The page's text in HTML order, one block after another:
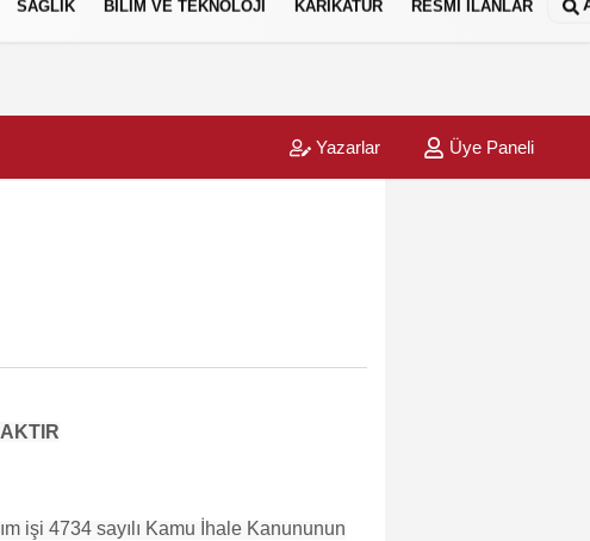
SAĞLIK BİLİM VE TEKNOLOJİ KARİKATÜR RESMİ İLANLAR
Yazarlar Üye Paneli
işi 4734 sayılı Kamu İhale Kanununun